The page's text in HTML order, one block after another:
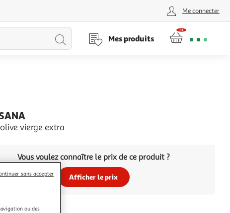
Me connecter
Lancer
Mes produits
vierge extra
Vous voulez connaître le prix de ce produit ?
Afficher le prix
ou des
sans accepter